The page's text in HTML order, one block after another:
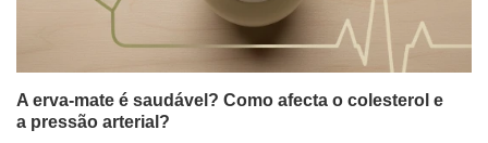
A erva-mate é saudável? Como afecta o colesterol e
a pressão arterial?